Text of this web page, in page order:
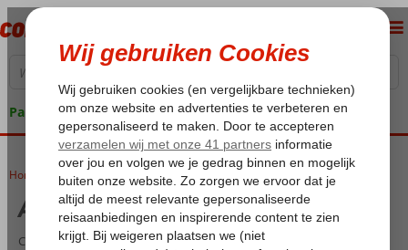
Pakketgarantie
Home All Inclusive Curaçao
All Inclusive Curaçao
Curaçao, een exotische bestemming die vooral bekend staat om de